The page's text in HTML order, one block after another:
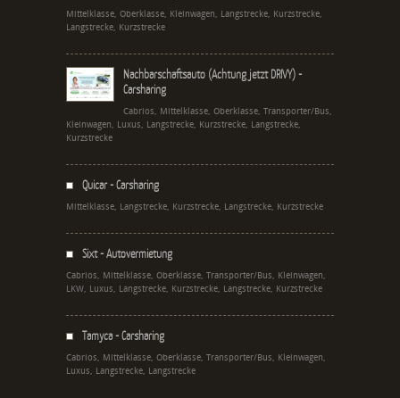
Mittelklasse, Oberklasse, Kleinwagen, Langstrecke, Kurzstrecke,
Langstrecke, Kurzstrecke
Nachbarschaftsauto (Achtung jetzt DRIVY) -
Carsharing
Cabrios, Mittelklasse, Oberklasse, Transporter/Bus,
Kleinwagen, Luxus, Langstrecke, Kurzstrecke, Langstrecke,
Kurzstrecke
Quicar - Carsharing
Mittelklasse, Langstrecke, Kurzstrecke, Langstrecke, Kurzstrecke
Sixt - Autovermietung
Cabrios, Mittelklasse, Oberklasse, Transporter/Bus, Kleinwagen,
LKW, Luxus, Langstrecke, Kurzstrecke, Langstrecke, Kurzstrecke
Tamyca - Carsharing
Cabrios, Mittelklasse, Oberklasse, Transporter/Bus, Kleinwagen,
Luxus, Langstrecke, Langstrecke